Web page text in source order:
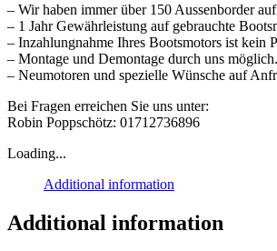
– Wir haben immer über 150 Aussenborder
– 1 Jahr Gewährleistung auf gebrauchte
– Inzahlungnahme Ihres Bootsmotors ist kein
– Montage und Demontage durch uns möglich.
– Neumotoren und spezielle Wünsche auf
Bei Fragen erreichen Sie uns unter:
Robin Poppschötz: 01712736896
Loading...
Additional information
Additional information